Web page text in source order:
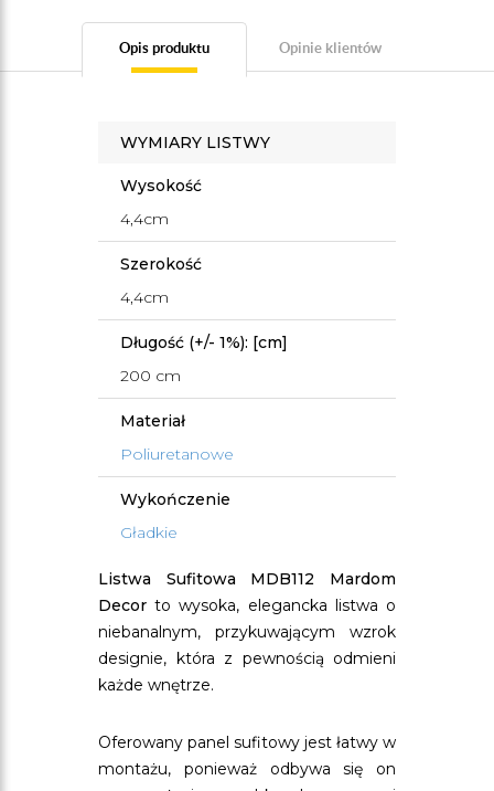
Opis produktu Opinie klientów
WYMIARY LISTWY
Wysokość
4,4cm
Szerokość
4,4cm
Długość (+/- 1%): [cm]
200 cm
Materiał
Poliuretanowe
Wykończenie
Gładkie
Listwa Sufitowa MDB112 Mardom
Decor to wysoka, elegancka listwa o
niebanalnym, przykuwającym wzrok
designie, która z pewnością odmieni
każde wnętrze.
Oferowany panel sufitowy jest łatwy w
montażu, ponieważ odbywa się on